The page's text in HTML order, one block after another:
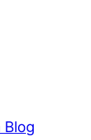
Blog